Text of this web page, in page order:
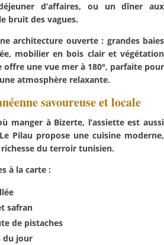
d’affaires, ou un dîner aux
bruit des vagues.
architecture ouverte : grandes baies
mobilier en bois clair et végétation
offre une vue mer à 180°, parfaite pour
atmosphère relaxante.
savoureuse et locale
manger à Bizerte, l’assiette est aussi
Pilau propose une cuisine moderne,
du terroir tunisien.
à la carte :
safran
de pistaches
du jour